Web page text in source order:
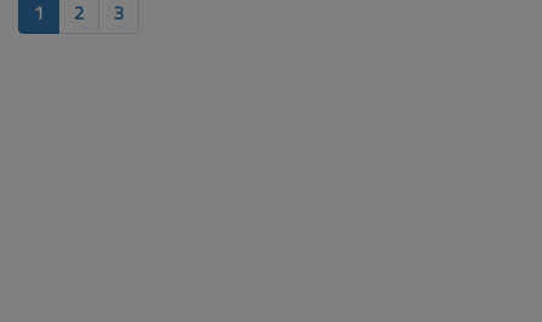
1 2 3